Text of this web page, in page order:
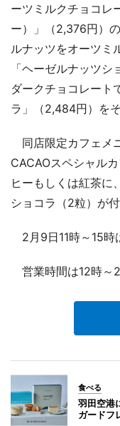
ーツミルクチョコレ
ー）」（2,376円）
ルナッツをオーツミ
「ヘーゼルナッツ
ダークチョコレート
ラ」（2,484円）をそ
同店限定カフェメ
CACAOスペシャル
ヒーもしくは紅茶に
ショコラ（2粒）が付
2月9日11時～15時
営業時間は12時～
食べる
羽田空港
ガードフ